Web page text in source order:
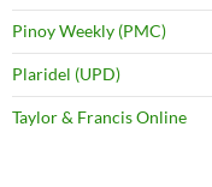
Pinoy Weekly (PMC)
Plaridel (UPD)
Taylor & Francis Online